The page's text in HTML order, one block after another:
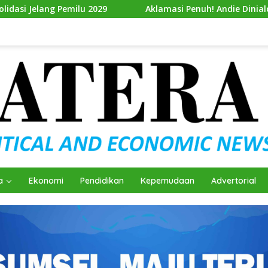
2029 Aklamasi Penuh! Andie Dinialdie Resmi
Ekonomi Pendidikan Kepemudaan Advertorial